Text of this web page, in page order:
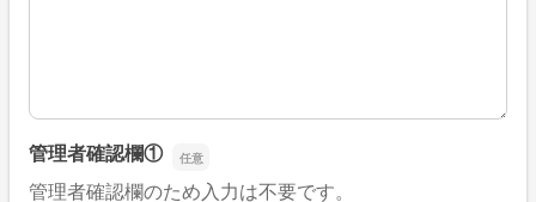
管理者確認欄①
管理者確認欄のため入力は不要です。